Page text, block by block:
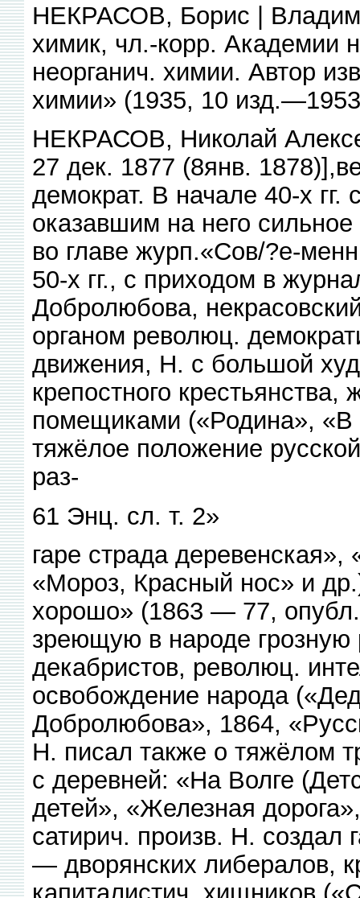
НЕКРАСОВ, Борис |
химик, чл.-корр. Академии
неорганич. химии. Автор
химии» (1935, 10
НЕКРАСОВ, Николай
27 дек. 1877 (8янв.
демократ. В начале 40-х
оказавшим на него
во главе журп.«Сов/?е-
50-х гг., с приходом в
Добролюбова,
органом революц.
движения, Н. с большой
крепостного
помещиками («Родина», «В
тяжёлое положение
раз-
61 Энц. сл. т. 2»
гаре страда
«Мороз, Красный нос» и
хорошо» (1863 — 77,
зреющую в народе
декабристов, революц.
освобождение народа
Добролюбова», 1864,
Н. писал также о тяжёлом
с деревней: «На Волге
детей», «Железная
сатирич. произв. Н. создал
— дворянских либералов,
капиталистич. хищников